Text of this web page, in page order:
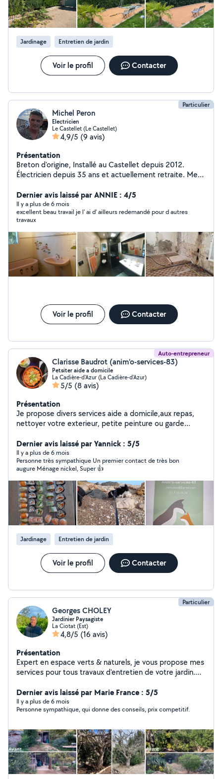
Jardinage Entretien de jardin
Voir le profil Contacter
Particulier
Michel Peron
Electricien
Le Castellet (Le Castellet)
4,9/5 (9 avis)
Présentation
Breton d'origine, Installé au Castellet depuis 2012.
Électricien depuis 35 ans et actuellement retraite. Mes
électricité, menuiserie, jardin, piscine, mur de
restanque, terrasse, soudure acier, ...
Dernier avis laissé par ANNIE : 4/5
Il y a plus de 6 mois
excellent beau travail je l' ai d' ailleurs redemandé pour d autres
travaux
Voir le profil Contacter
Auto-entrepreneur
Clarisse Baudrot (anim'o-services-83)
Petsiter aide a domicile
La Cadière-d'Azur (La Cadière-d'Azur)
5/5 (8 avis)
Présentation
Je propose divers services aide a domicile,aux repas,
nettoyer votre exterieur, petite peinture ou garde
votre absence. Promenade pour vos chiens dans la
journée.Transport chez le vétérinaire ou chez le
toiletteur
Dernier avis laissé par Yannick : 5/5
Il y a plus de 6 mois
Personne très sympathique Un premier contact de très bon
augure Ménage nickel, Super 👍
Jardinage Entretien de jardin
Voir le profil Contacter
Particulier
Georges CHOLEY
Jardinier Paysagiste
La Ciotat (Est)
4,8/5 (16 avis)
Présentation
Expert en espace verts & naturels, je vous propose mes
services pour tous travaux d'entretien de votre jardin.
prix attractifs & raisonnables. Equipé d'une remorque, je
propose également l'évacuation en déchèterie,
l'acheminement de matériaux (sable, gravier, bois,
réponds rapidement & propose un devis gratuit.
N'hésitez pas à me contacter, A bientôt !
Dernier avis laissé par Marie France : 5/5
Il y a plus de 6 mois
Personne sympathique, qui donne des conseils, prix competitif.